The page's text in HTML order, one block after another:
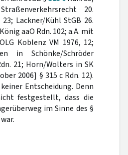
20.
23; Lackner/Kühl StGB 26.
aaO Rdn. 102; a.A. mit
Koblenz VM 1976, 12;
in Schönke/Schröder
21; Horn/Wolters in SK
2006] § 315 c Rdn. 12).
Entscheidung. Denn
festgestellt, dass die
im Sinne des §